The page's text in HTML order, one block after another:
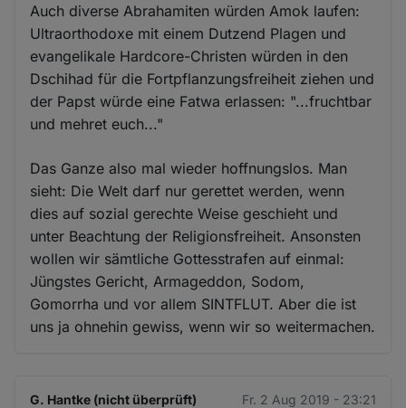
Auch diverse Abrahamiten würden Amok laufen:
Ultraorthodoxe mit einem Dutzend Plagen und
evangelikale Hardcore-Christen würden in den
Dschihad für die Fortpflanzungsfreiheit ziehen und
der Papst würde eine Fatwa erlassen: "...fruchtbar
und mehret euch..."
Das Ganze also mal wieder hoffnungslos. Man
sieht: Die Welt darf nur gerettet werden, wenn
dies auf sozial gerechte Weise geschieht und
unter Beachtung der Religionsfreiheit. Ansonsten
wollen wir sämtliche Gottesstrafen auf einmal:
Jüngstes Gericht, Armageddon, Sodom,
Gomorrha und vor allem SINTFLUT. Aber die ist
uns ja ohnehin gewiss, wenn wir so weitermachen.
G. Hantke (nicht überprüft) Fr. 2 Aug 2019 - 23:21